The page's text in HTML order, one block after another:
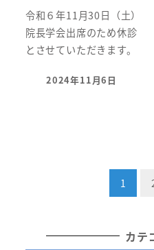
令和６年11月30日（土）
院長学会出席のため休診
とさせていただきます。
投稿日
2024年11月6日
1
カテ